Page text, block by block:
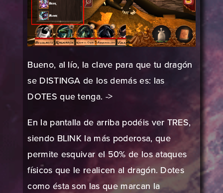
Bueno, al lío, la clave para que tu dragón
se DISTINGA de los demás es: las
DOTES que tenga. ->
En la pantalla de arriba podéis ver TRES,
siendo BLINK la más poderosa, que
permite esquivar el 50% de los ataques
físicos que le realicen al dragón. Dotes
como ésta son las que marcan la